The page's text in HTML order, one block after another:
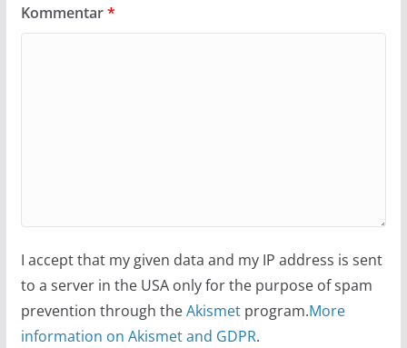
Kommentar*
I accept that my given data and my IP address is sent
to a server in the USA only for the purpose of spam
prevention through theAkismetprogram.More
information on Akismet and GDPR.